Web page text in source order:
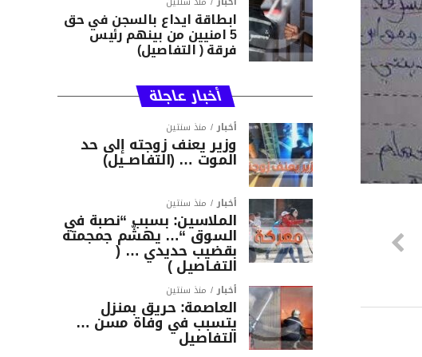
ابطاقة ايداع بالسجن في حق
5 امنيين من بينهم رئيس
فرقة ( التفاصيل)
أخبار عاجلة
أخبار منذ سنتين
وزير يعنف زوجته إلى حد
الموت … (التفاصــيل)
أخبار منذ سنتين
الملاسين: بسبب “نصبة في
السوق “… يهشّم جمجمته
بقضيب حديدي … (
التفـاصيل )
أخبار منذ سنتين
العاصمة: حريق بمنزل
يتسبب في وفاة مسن …
التفاصيل